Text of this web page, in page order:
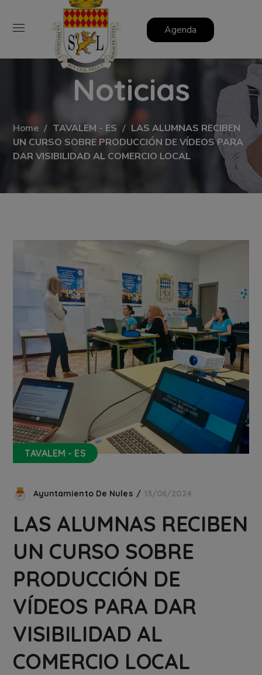
Agenda
Noticias
Home TAVALEM - ES
LAS ALUMNAS RECIBEN
UN CURSO SOBRE PRODUCCIÓN DE VÍDEOS PARA
DAR VISIBILIDAD AL COMERCIO LOCAL
TAVALEM - ES
Ayuntamiento De Nules 13/06/2024
LAS ALUMNAS RECIBEN
UN CURSO SOBRE
PRODUCCIÓN DE
VÍDEOS PARA DAR
VISIBILIDAD AL
COMERCIO LOCAL